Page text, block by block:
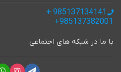
با ما در شبکه های اجتماعی